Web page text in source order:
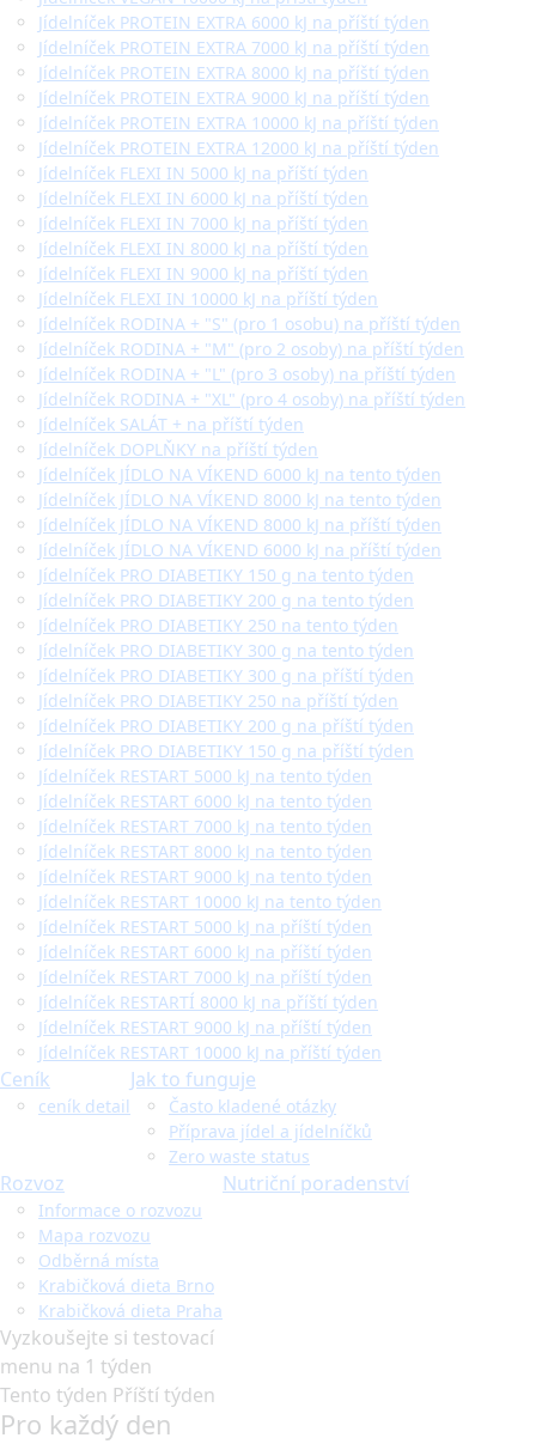
Jídelníček PROTEIN EXTRA 6000 kJ na příští týden
Jídelníček PROTEIN EXTRA 7000 kJ na příští týden
Jídelníček PROTEIN EXTRA 8000 kJ na příští týden
Jídelníček PROTEIN EXTRA 9000 kJ na příští týden
Jídelníček PROTEIN EXTRA 10000 kJ na příští týden
Jídelníček PROTEIN EXTRA 12000 kJ na příští týden
Jídelníček FLEXI IN 5000 kJ na příští týden
Jídelníček FLEXI IN 6000 kJ na příští týden
Jídelníček FLEXI IN 7000 kJ na příští týden
Jídelníček FLEXI IN 8000 kJ na příští týden
Jídelníček FLEXI IN 9000 kJ na příští týden
Jídelníček FLEXI IN 10000 kJ na příští týden
Jídelníček RODINA + "S" (pro 1 osobu) na příští týden
Jídelníček RODINA + "M" (pro 2 osoby) na příští týden
Jídelníček RODINA + "L" (pro 3 osoby) na příští týden
Jídelníček RODINA + "XL" (pro 4 osoby) na příští týden
Jídelníček SALÁT + na příští týden
Jídelníček DOPLŇKY na příští týden
Jídelníček JÍDLO NA VÍKEND 6000 kJ na tento týden
Jídelníček JÍDLO NA VÍKEND 8000 kJ na tento týden
Jídelníček JÍDLO NA VÍKEND 8000 kJ na příští týden
Jídelníček JÍDLO NA VÍKEND 6000 kJ na příští týden
Jídelníček PRO DIABETIKY 150 g na tento týden
Jídelníček PRO DIABETIKY 200 g na tento týden
Jídelníček PRO DIABETIKY 250 na tento týden
Jídelníček PRO DIABETIKY 300 g na tento týden
Jídelníček PRO DIABETIKY 300 g na příští týden
Jídelníček PRO DIABETIKY 250 na příští týden
Jídelníček PRO DIABETIKY 200 g na příští týden
Jídelníček PRO DIABETIKY 150 g na příští týden
Jídelníček RESTART 5000 kJ na tento týden
Jídelníček RESTART 6000 kJ na tento týden
Jídelníček RESTART 7000 kJ na tento týden
Jídelníček RESTART 8000 kJ na tento týden
Jídelníček RESTART 9000 kJ na tento týden
Jídelníček RESTART 10000 kJ na tento týden
Jídelníček RESTART 5000 kJ na příští týden
Jídelníček RESTART 6000 kJ na příští týden
Jídelníček RESTART 7000 kJ na příští týden
Jídelníček RESTARTÍ 8000 kJ na příští týden
Jídelníček RESTART 9000 kJ na příští týden
Jídelníček RESTART 10000 kJ na příští týden
Ceník
ceník detail
Jak to funguje
Často kladené otázky
Příprava jídel a jídelníčků
Zero waste status
Rozvoz
Informace o rozvozu
Mapa rozvozu
Odběrná místa
Krabičková dieta Brno
Krabičková dieta Praha
Nutriční poradenství
Vyzkoušejte si testovací
menu na 1 týden
Tento týden Příští týden
Pro každý den